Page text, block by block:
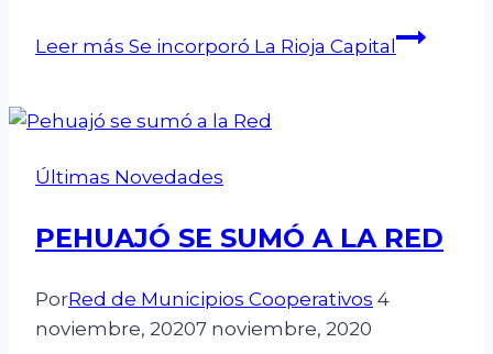
Leer más Se incorporó La Rioja Capital
Últimas Novedades
PEHUAJÓ SE SUMÓ A LA RED
PorRed de Municipios Cooperativos 4
noviembre, 20207 noviembre, 2020